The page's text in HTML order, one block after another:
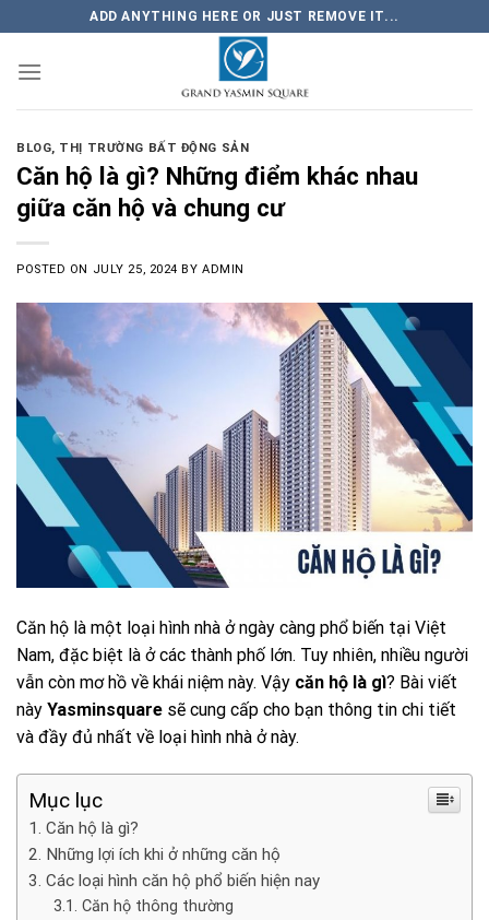
content
ADD ANYTHING HERE OR JUST REMOVE IT...
BLOG, THỊ TRƯỜNG BẤT ĐỘNG SẢN
Căn hộ là gì? Những điểm khác nhau
giữa căn hộ và chung cư
POSTED ON JULY 25, 2024 BYADMIN
Căn hộ là một loại hình nhà ở ngày càng phổ biến tại Việt
Nam, đặc biệt là ở các thành phố lớn. Tuy nhiên, nhiều người
vẫn còn mơ hồ về khái niệm này. Vậy căn hộ là gì? Bài viết
này Yasminsquare sẽ cung cấp cho bạn thông tin chi tiết
và đầy đủ nhất về loại hình nhà ở này.
Mục lục
Căn hộ là gì?
Những lợi ích khi ở những căn hộ
Các loại hình căn hộ phổ biến hiện nay
Căn hộ thông thường